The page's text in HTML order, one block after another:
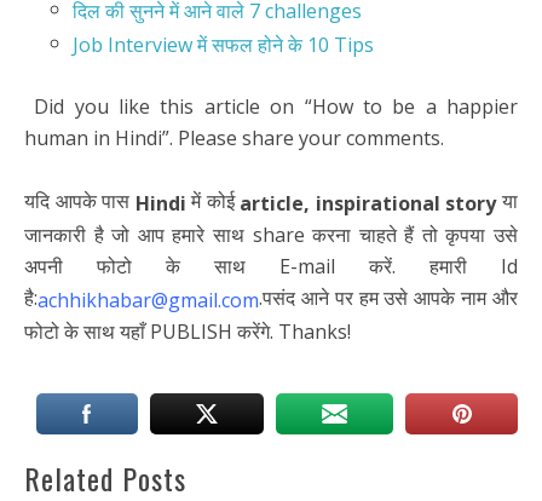
दिल की सुनने में आने वाले 7 challenges
Job Interview में सफल होने के 10 Tips
Did you like this article on “How to be a happier
human in Hindi”. Please share your comments.
यदि आपके पास Hindiमें कोईarticle, inspirational storyया
जानकारी है जो आप हमारे साथ share करना चाहते हैं तो कृपया उसे
अपनी फोटो के साथ E-mail करें. हमारी Id
है:achhikhabar@gmail.com.पसंद आने पर हम उसे आपके नाम और
फोटो के साथ यहाँ PUBLISH करेंगे. Thanks!
Related Posts